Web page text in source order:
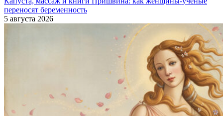
переносят беременность
5 августа 2026